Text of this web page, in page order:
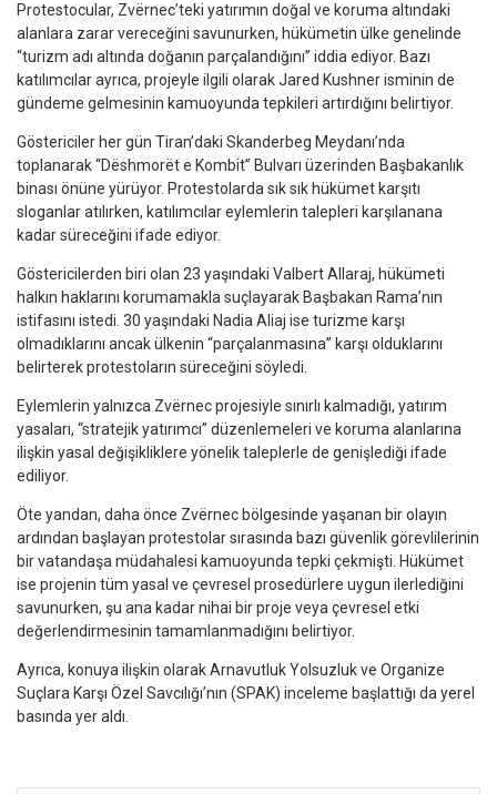
Protestocular, Zvërnec’teki yatırımın doğal ve koruma altındaki
alanlara zarar vereceğini savunurken, hükümetin ülke genelinde
“turizm adı altında doğanın parçalandığını” iddia ediyor. Bazı
katılımcılar ayrıca, projeyle ilgili olarak Jared Kushner isminin de
gündeme gelmesinin kamuoyunda tepkileri artırdığını belirtiyor.
Göstericiler her gün Tiran’daki Skanderbeg Meydanı’nda
toplanarak “Dëshmorët e Kombit” Bulvarı üzerinden Başbakanlık
binası önüne yürüyor. Protestolarda sık sık hükümet karşıtı
sloganlar atılırken, katılımcılar eylemlerin talepleri karşılanana
kadar süreceğini ifade ediyor.
Göstericilerden biri olan 23 yaşındaki Valbert Allaraj, hükümeti
halkın haklarını korumamakla suçlayarak Başbakan Rama’nın
istifasını istedi. 30 yaşındaki Nadia Aliaj ise turizme karşı
olmadıklarını ancak ülkenin “parçalanmasına” karşı olduklarını
belirterek protestoların süreceğini söyledi.
Eylemlerin yalnızca Zvërnec projesiyle sınırlı kalmadığı, yatırım
yasaları, “stratejik yatırımcı” düzenlemeleri ve koruma alanlarına
ilişkin yasal değişikliklere yönelik taleplerle de genişlediği ifade
ediliyor.
Öte yandan, daha önce Zvërnec bölgesinde yaşanan bir olayın
ardından başlayan protestolar sırasında bazı güvenlik görevlilerinin
bir vatandaşa müdahalesi kamuoyunda tepki çekmişti. Hükümet
ise projenin tüm yasal ve çevresel prosedürlere uygun ilerlediğini
savunurken, şu ana kadar nihai bir proje veya çevresel etki
değerlendirmesinin tamamlanmadığını belirtiyor.
Ayrıca, konuya ilişkin olarak Arnavutluk Yolsuzluk ve Organize
Suçlara Karşı Özel Savcılığı’nın (SPAK) inceleme başlattığı da yerel
basında yer aldı.